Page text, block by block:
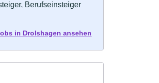
Berufseinsteiger
in Drolshagen ansehen